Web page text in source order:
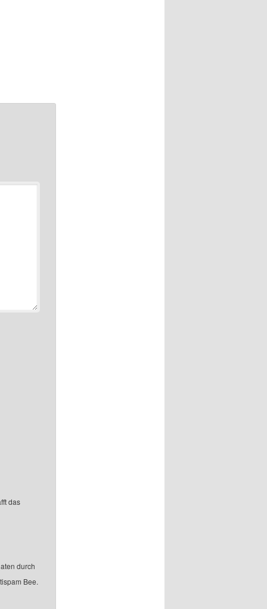
das
durch
Bee.